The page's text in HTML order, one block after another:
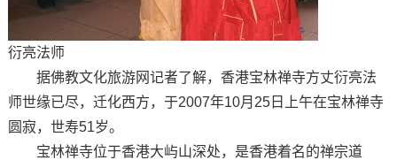
衍亮法师
据佛教文化旅游网记者了解，香港宝林禅寺方丈衍亮法
师世缘已尽，迁化西方，于2007年10月25日上午在宝林禅寺
圆寂，世寿51岁。
宝林禅寺位于香港大屿山深处，是香港着名的禅宗道